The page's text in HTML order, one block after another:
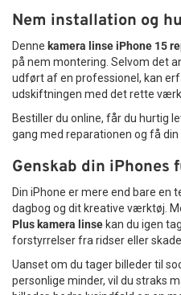
Nem installation og
Denne kamera linse iPhone 15
på nem montering. Selvom det
udført af en professionel, kan
udskiftningen med det rette
Bestiller du online, får du hurtig
gang med reparationen og få
Genskab din iPhones
Din iPhone er mere end bare en
dagbog og dit kreative værktøj.
Plus kamera linse kan du igen
forstyrrelser fra ridser eller
Uanset om du tager billeder til
personlige minder, vil du straks